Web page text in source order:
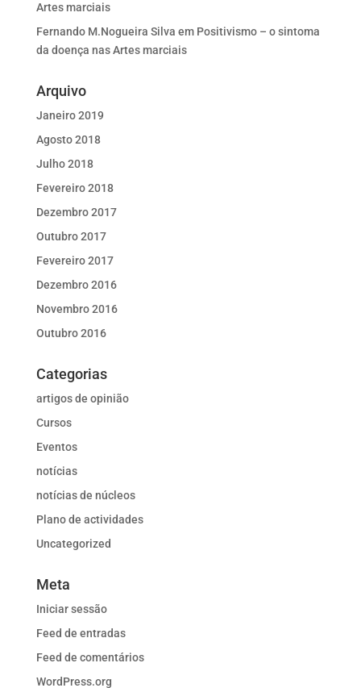
Artes marciais
Fernando M.Nogueira Silva em Positivismo – o sintoma
da doença nas Artes marciais
Arquivo
Janeiro 2019
Agosto 2018
Julho 2018
Fevereiro 2018
Dezembro 2017
Outubro 2017
Fevereiro 2017
Dezembro 2016
Novembro 2016
Outubro 2016
Categorias
artigos de opinião
Cursos
Eventos
notícias
notícias de núcleos
Plano de actividades
Uncategorized
Meta
Iniciar sessão
Feed de entradas
Feed de comentários
WordPress.org